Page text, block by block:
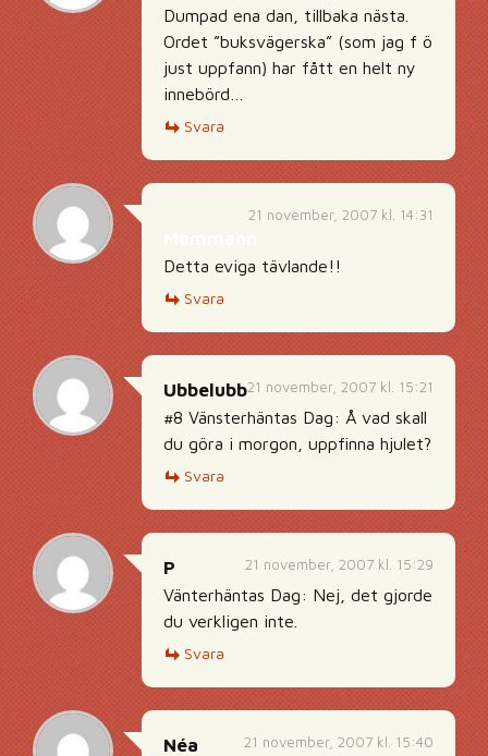
Dumpad ena dan, tillbaka nästa.
Ordet ”buksvägerska” (som jag f ö
just uppfann) har fått en helt ny
innebörd…
Svara
21 november, 2007 kl. 14:31
Detta eviga tävlande!!
Svara
21 november, 2007 kl. 15:21
Ubbelubb
#8 Vänsterhäntas Dag: Å vad skall
du göra i morgon, uppfinna hjulet?
Svara
21 november, 2007 kl. 15:29
P
Vänterhäntas Dag: Nej, det gjorde
du verkligen inte.
Svara
21 november, 2007 kl. 15:40
Néa